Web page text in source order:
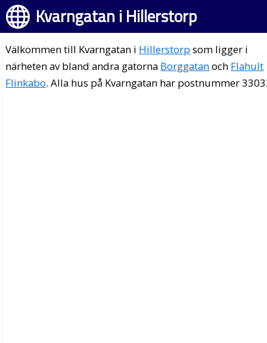
Kvarngatan i Hillerstorp
Välkommen till Kvarngatan i Hillerstorp som ligger i
närheten av bland andra gatorna Borggatanoch Flahult
Flinkabo. Alla hus på Kvarngatan har postnummer